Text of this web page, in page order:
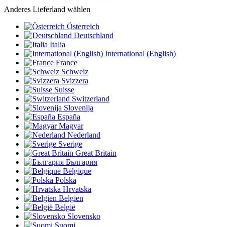
Anderes Lieferland wählen
Österreich
Deutschland
Italia
International (English)
France
Schweiz
Svizzera
Suisse
Switzerland
Slovenija
España
Magyar
Nederland
Sverige
Great Britain
България
Belgique
Polska
Hrvatska
Belgien
België
Slovensko